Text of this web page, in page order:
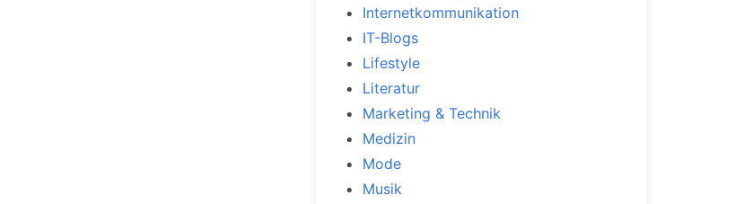
Internetkommunikation
IT-Blogs
Lifestyle
Literatur
Marketing & Technik
Medizin
Mode
Musik